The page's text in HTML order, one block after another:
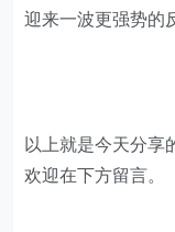
迎来一波更强势
以上就是今天分享
欢迎在下方留言。